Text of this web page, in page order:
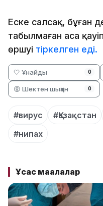
Еске салсақ, бұған
табылмаған аса
өршуі тіркелген еді.
🤍 Ұнайды 0
😡 Шектен шыққан 0
#вирус #Қазақстан
#нипах
Ұқсас мақалалар